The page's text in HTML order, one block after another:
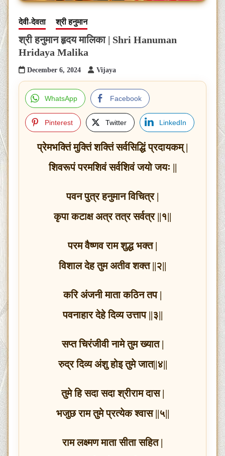
देवी-देवता श्री हनुमान
श्री हनुमान हृदय मालिका | Shri Hanuman
Hridaya Malika
December 6, 2024 Vijaya
WhatsApp Facebook
Pinterest Twitter LinkedIn
प्रेमभक्तिं मुक्तिं शक्तिं सर्वसिद्धिं प्रदायकम् |
शिवरूपं परमशिवं सर्वशिवं जयो जयः ||
पवन पुत्र हनुमान विचित्र |
कृपा कटाक्ष अत्र तत्र सर्वत्र ||१||
परम वैष्णव राम शुद्ध भक्त |
विशाल देह तुम अतीव शक्त ||२||
करि अंजनी माता कठिन तप |
पवनाहार देहे दिव्य उत्ताप ||३||
सप्त चिरंजीवी नामे तुम ख्यात |
रुद्र दिव्य अंशु होइ तुमे जात||४||
तुमे हि सदा सदा श्रीराम दास |
भजुछ राम तुमे प्रत्येक श्वास ||५||
राम लक्ष्मण माता सीता सहित |